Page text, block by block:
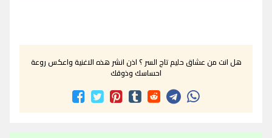
هل انت من عشاق حليم تاج السر ؟ اذن انشر هذه الاغنية واعكس روعة
احساسك وذوقك